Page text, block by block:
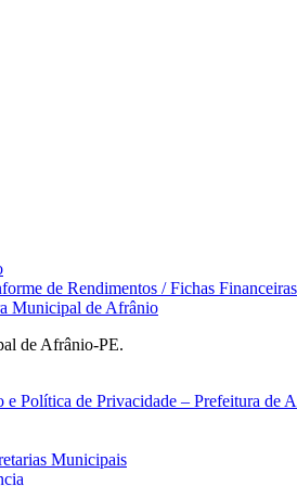
de Rendimentos / Fichas Financeiras
Municipal de Afrânio
de Afrânio-PE.
e Política de Privacidade – Prefeitura de
Municipais